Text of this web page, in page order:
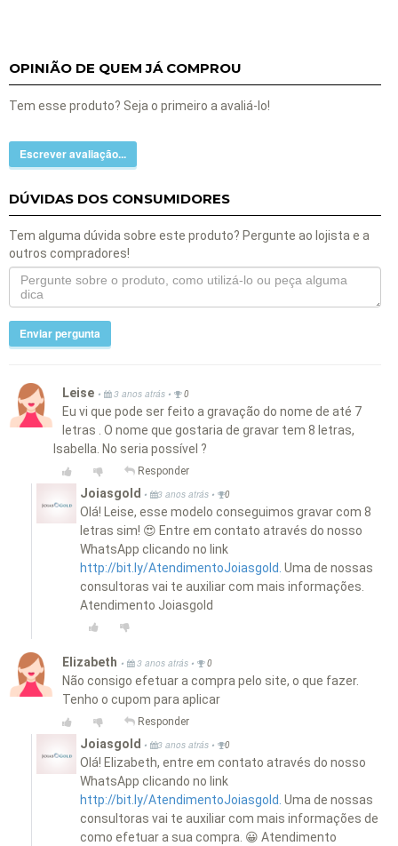
OPINIÃO DE QUEM JÁ COMPROU
Tem esse produto? Seja o primeiro a avaliá-lo!
Escrever avaliação...
DÚVIDAS DOS CONSUMIDORES
Tem alguma dúvida sobre este produto? Pergunte ao lojista e a
outros compradores!
Enviar pergunta
Leise • 3 anos atrás • 0
Eu vi que pode ser feito a gravação do nome de até 7
letras . O nome que gostaria de gravar tem 8 letras,
Isabella. No seria possível ?
Responder
Joiasgold • 3 anos atrás • 0
Olá! Leise, esse modelo conseguimos gravar com 8
letras sim! 😍 Entre em contato através do nosso
WhatsApp clicando no link
http://bit.ly/AtendimentoJoiasgold. Uma de nossas
consultoras vai te auxiliar com mais informações.
Atendimento Joiasgold
Elizabeth • 3 anos atrás • 0
Não consigo efetuar a compra pelo site, o que fazer.
Tenho o cupom para aplicar
Responder
Joiasgold • 3 anos atrás • 0
Olá! Elizabeth, entre em contato através do nosso
WhatsApp clicando no link
http://bit.ly/AtendimentoJoiasgold. Uma de nossas
consultoras vai te auxiliar com mais informações de
como efetuar a sua compra. 😀 Atendimento